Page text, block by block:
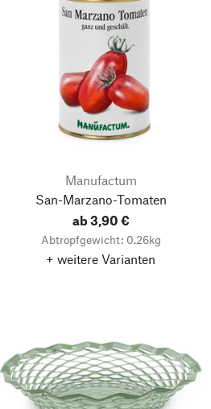
Manufactum
San-Marzano-Tomaten
ab 3,90 €
Abtropfgewicht: 0.26kg
+ weitere Varianten